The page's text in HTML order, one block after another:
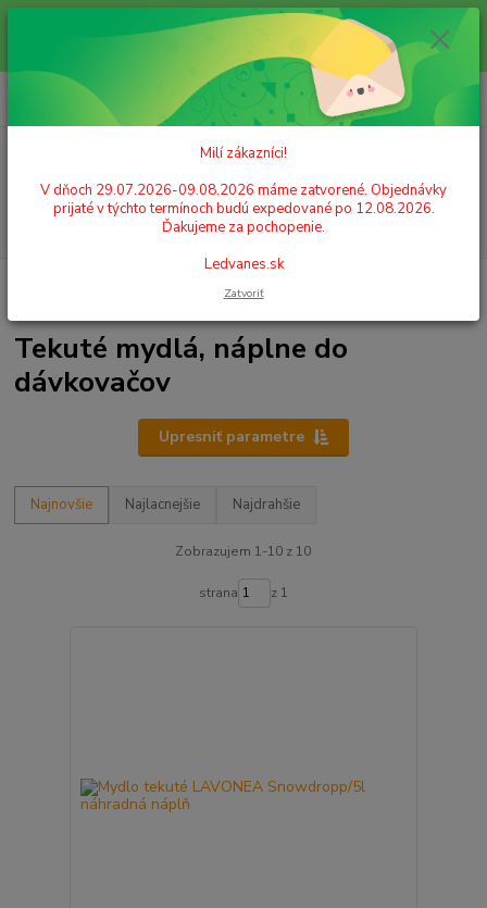
Milí zákazníci! V dňoch 29.07.2026-09.08.2026 máme zatvorené.
Objednávky prijaté v týchto termínoch budú expedované po 12.08.2026.
Ďakujeme za pochopenie. Ledvanes.sk
+421 908 755 958
Po. - Pia. od 9:00 hod. - 16:00 hod.
za0,00 EUR
Tekuté mydlá, náplne do
dávkovačov
Upresniť parametre
Najnovšie Najlacnejšie Najdrahšie
Zobrazujem 1-10 z 10
strana z 1
Milí zákazníci!
V dňoch 29.07.2026-09.08.2026 máme zatvorené. Objednávky
prijaté v týchto termínoch budú expedované po 12.08.2026.
Ďakujeme za pochopenie.
Ledvanes.sk
Zatvoriť